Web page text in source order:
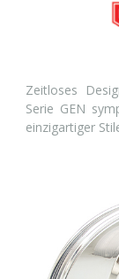
Zeitloses
Serie GEN
einzigartiger